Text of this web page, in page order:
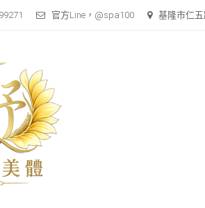
官方Line，@spa100 基隆市仁